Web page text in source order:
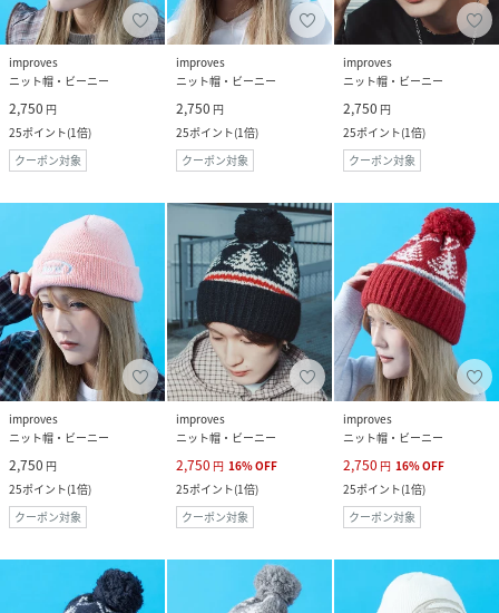
improves
ニット帽・ビーニー
2,750 円
25ポイント(1倍)
クーポン対象
improves
ニット帽・ビーニー
2,750 円
25ポイント(1倍)
クーポン対象
improves
ニット帽・ビーニー
2,750 円
25ポイント(1倍)
クーポン対象
improves
ニット帽・ビーニー
2,750 円
25ポイント(1倍)
クーポン対象
improves
ニット帽・ビーニー
2,750 円 16%OFF
25ポイント(1倍)
クーポン対象
improves
ニット帽・ビーニー
2,750 円 16%OFF
25ポイント(1倍)
クーポン対象